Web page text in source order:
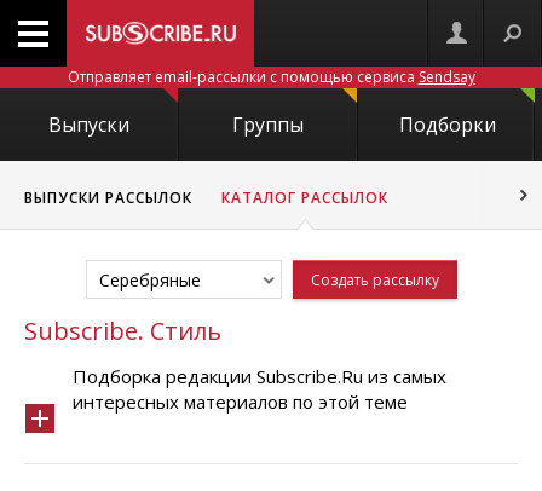
Отправляет email-рассылки с помощью сервиса Sendsay
Выпуски Группы Подборки
ВЫПУСКИ РАССЫЛОК КАТАЛОГ РАССЫЛОК
Серебряные Создать рассылку
Subscribe. Стиль
Подборка редакции Subscribe.Ru из самых
интересных материалов по этой теме